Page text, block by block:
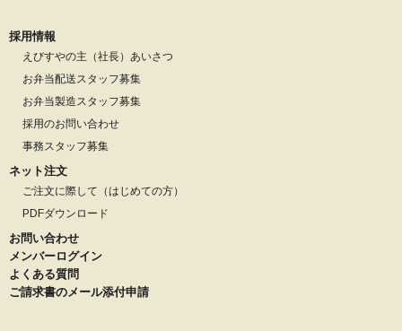
採用情報
えびすやの主（社長）あいさつ
お弁当配送スタッフ募集
お弁当製造スタッフ募集
採用のお問い合わせ
事務スタッフ募集
ネット注文
ご注文に際して（はじめての方）
PDFダウンロード
お問い合わせ
メンバーログイン
よくある質問
ご請求書のメール添付申請